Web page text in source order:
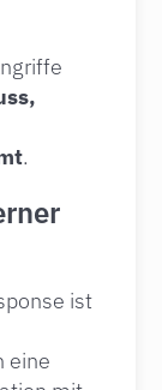
.
ist
eine